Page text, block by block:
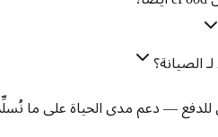
للدفع — دعم مدى الحياة على ما